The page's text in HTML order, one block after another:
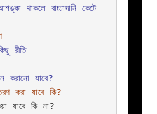
থাকলে বাচ্চাদানি কেটে
রীতি
করানো যাবে?
করা যাবে কি?
যাবে কি না?